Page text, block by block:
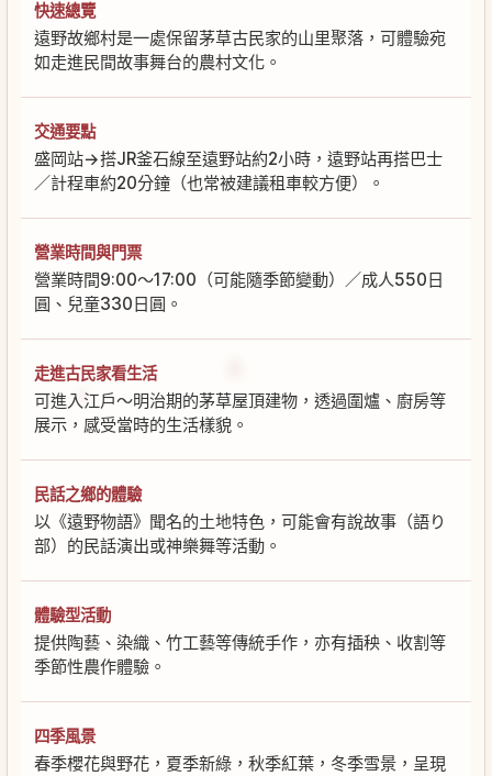
快速總覽
遠野故鄉村是一處保留茅草古民家的山里聚落，可體驗宛
如走進民間故事舞台的農村文化。
交通要點
盛岡站→搭JR釜石線至遠野站約2小時，遠野站再搭巴士
／計程車約20分鐘（也常被建議租車較方便）。
營業時間與門票
營業時間9:00～17:00（可能隨季節變動）／成人550日
圓、兒童330日圓。
走進古民家看生活
可進入江戶～明治期的茅草屋頂建物，透過圍爐、廚房等
展示，感受當時的生活樣貌。
民話之鄉的體驗
以《遠野物語》聞名的土地特色，可能會有說故事（語り
部）的民話演出或神樂舞等活動。
體驗型活動
提供陶藝、染織、竹工藝等傳統手作，亦有插秧、收割等
季節性農作體驗。
四季風景
春季櫻花與野花，夏季新綠，秋季紅葉，冬季雪景，呈現